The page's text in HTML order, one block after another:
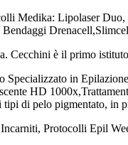
Medika: Lipolaser
Bendaggi
Cecchini è il primo
in
HD
di pelo pigmentato, in
Protocolli Epil